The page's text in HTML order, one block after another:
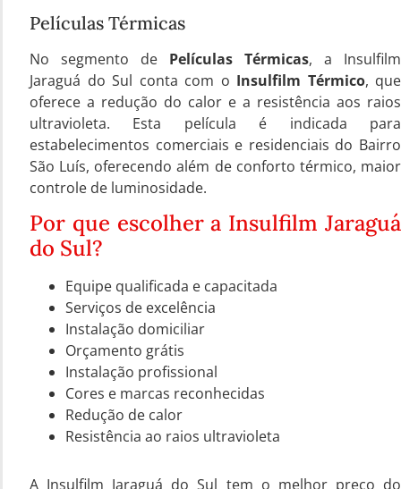
Películas Térmicas
No segmento de Películas Térmicas, a Insulfilm
Jaraguá do Sul conta com o Insulfilm Térmico, que
oferece a redução do calor e a resistência aos raios
ultravioleta. Esta película é indicada para
estabelecimentos comerciais e residenciais do Bairro
São Luís, oferecendo além de conforto térmico, maior
controle de luminosidade.
Por que escolher a Insulfilm Jaraguá
do Sul?
Equipe qualificada e capacitada
Serviços de excelência
Instalação domiciliar
Orçamento grátis
Instalação profissional
Cores e marcas reconhecidas
Redução de calor
Resistência ao raios ultravioleta
A Insulfilm Jaraguá do Sul tem o melhor preço do